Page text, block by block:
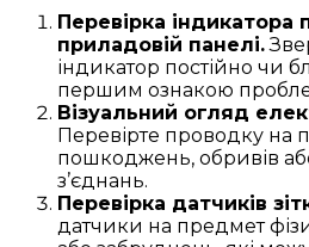
Перевірка
приладовій панелі.
індикатор постійно чи
першим ознакою
Візуальний огляд
Перевірте проводку на
пошкоджень, обривів
з’єднань.
Перевірка датчиків
датчики на предмет